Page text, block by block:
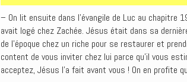
– On lit ensuite dans l’évangile de Luc au chapitre
avait logé chez Zachée. Jésus était dans sa
de l’époque chez un riche pour se restaurer et
content de vous inviter chez lui parce qu’il vous
acceptez, Jésus l’a fait avant vous ! On en profite